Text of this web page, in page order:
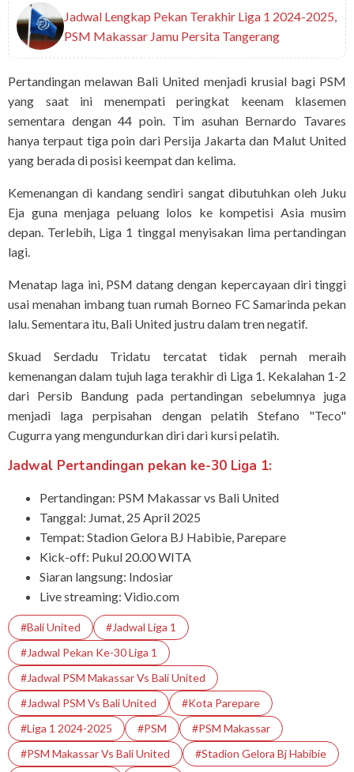
Jadwal Lengkap Pekan Terakhir Liga 1 2024-2025,
PSM Makassar Jamu Persita Tangerang
Pertandingan melawan Bali United menjadi krusial bagi PSM
yang saat ini menempati peringkat keenam klasemen
sementara dengan 44 poin. Tim asuhan Bernardo Tavares
hanya terpaut tiga poin dari Persija Jakarta dan Malut United
yang berada di posisi keempat dan kelima.
Kemenangan di kandang sendiri sangat dibutuhkan oleh Juku
Eja guna menjaga peluang lolos ke kompetisi Asia musim
depan. Terlebih, Liga 1 tinggal menyisakan lima pertandingan
lagi.
Menatap laga ini, PSM datang dengan kepercayaan diri tinggi
usai menahan imbang tuan rumah Borneo FC Samarinda pekan
lalu. Sementara itu, Bali United justru dalam tren negatif.
Skuad Serdadu Tridatu tercatat tidak pernah meraih
kemenangan dalam tujuh laga terakhir di Liga 1. Kekalahan 1-2
dari Persib Bandung pada pertandingan sebelumnya juga
menjadi laga perpisahan dengan pelatih Stefano "Teco"
Cugurra yang mengundurkan diri dari kursi pelatih.
Jadwal Pertandingan pekan ke-30 Liga 1:
Pertandingan: PSM Makassar vs Bali United
Tanggal: Jumat, 25 April 2025
Tempat: Stadion Gelora BJ Habibie, Parepare
Kick-off: Pukul 20.00 WITA
Siaran langsung: Indosiar
Live streaming: Vidio.com
#Bali United
#Jadwal Liga 1
#Jadwal Pekan Ke-30 Liga 1
#Jadwal PSM Makassar Vs Bali United
#jadwal PSM Vs Bali United
#Kota Parepare
#Liga 1 2024-2025
#PSM
#PSM Makassar
#PSM Makassar Vs Bali United
#Stadion Gelora Bj Habibie